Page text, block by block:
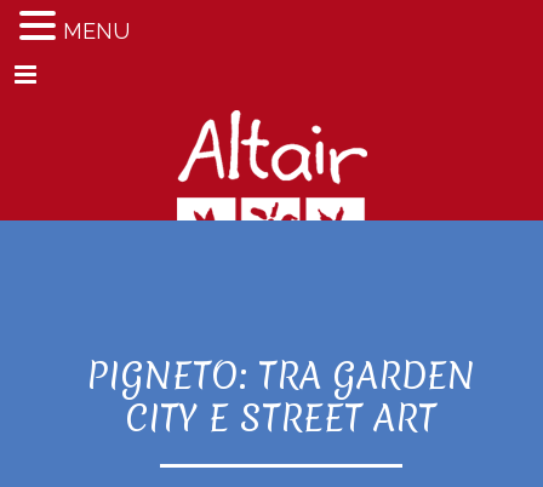
Menu
PIGNETO: TRA GARDEN
CITY E STREET ART
MENU